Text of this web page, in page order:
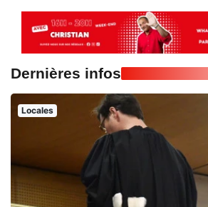
Dernières infos
Locales